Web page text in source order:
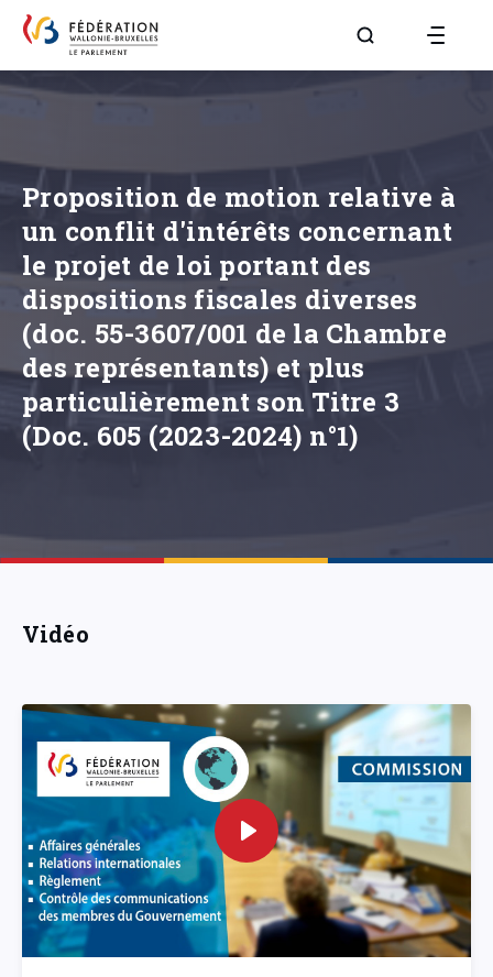
Aller à la page
Proposition de motion relative à
un conflit d'intérêts concernant
le projet de loi portant des
dispositions fiscales diverses
(doc. 55-3607/001 de la Chambre
des représentants) et plus
particulièrement son Titre 3
(Doc. 605 (2023-2024) n°1)
Vidéo